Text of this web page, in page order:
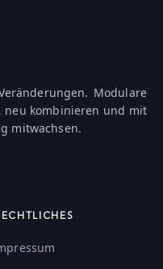
Modulare
neu kombinieren und mit
mitwachsen.